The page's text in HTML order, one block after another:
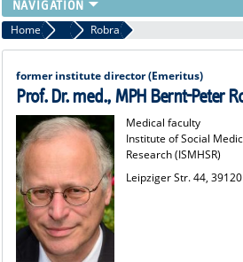
TEACHING
INSTITUTE
TEAM
RESEARCH
PUBLICATIONS
JOBS
Home Team Robra
former institute director (Emeritus)
Prof. Dr. med., MPH Bernt-Peter
Medical faculty
Institute of Social
Research (ISMHSR)
Leipziger Str. 44,